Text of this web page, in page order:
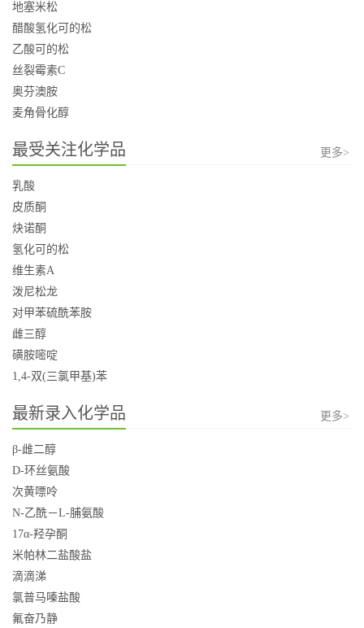
地塞米松
醋酸氢化可的松
乙酸可的松
丝裂霉素C
奥芬澳胺
麦角骨化醇
最受关注化学品 更多>
乳酸
皮质酮
炔诺酮
氢化可的松
维生素A
泼尼松龙
对甲苯硫酰苯胺
雌三醇
磺胺嘧啶
1,4-双(三氯甲基)苯
最新录入化学品 更多>
β-雌二醇
D-环丝氨酸
次黄嘌呤
N-乙酰－L-脯氨酸
17α-羟孕酮
米帕林二盐酸盐
滴滴涕
氯普马嗪盐酸
氟奋乃静